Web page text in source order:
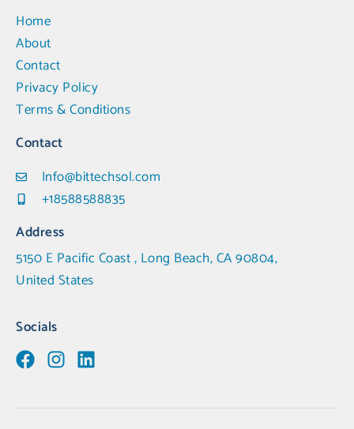
Home
About
Contact
Privacy Policy
Terms & Conditions
Contact
Info@bittechsol.com
+18588588835
Address
5150 E Pacific Coast , Long Beach, CA 90804,
United States
Socials